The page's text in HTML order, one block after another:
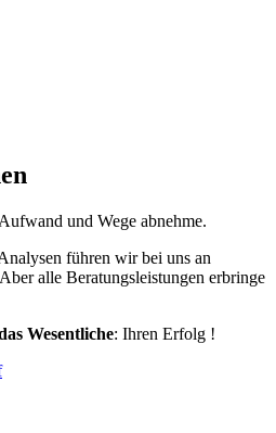
und Wege abnehme.
führen wir bei uns an
alle Beratungsleistungen erbringe
Wesentliche: Ihren Erfolg !